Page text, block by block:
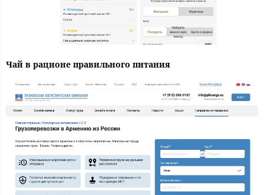
Чай в рационе правильного питания